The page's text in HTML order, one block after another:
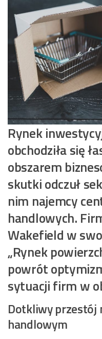
Rynek
obchodziła się
obszarem
skutki odczuł
nim najemcy
handlowych.
Wakefield w
„Rynek
powrót
sytuacji firm w
Dotkliwy przestój
handlowym